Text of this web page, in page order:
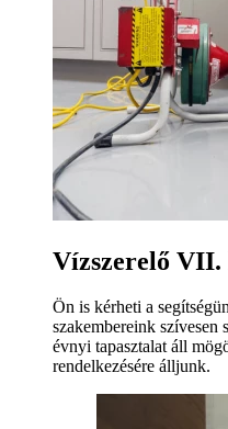
Vízszerelő
Ön is kérheti a
szakembereink szívesen
évnyi tapasztalat áll
rendelkezésére álljunk.